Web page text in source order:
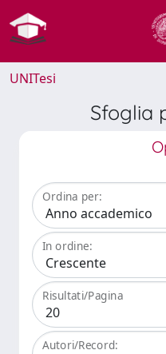
UNITesi
Sfoglia
Ordina per:
In ordine:
Risultati/Pagina
Autori/Record: